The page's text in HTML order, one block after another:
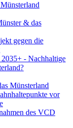
& das
gegen die
- Nachhaltige
Münsterland
vor
des VCD